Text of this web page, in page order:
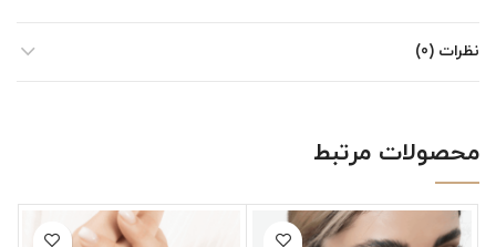
نظرات (0)
محصولات مرتبط